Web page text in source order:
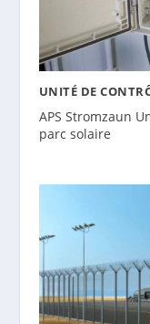
UNITÉ DE
APS Stromzaun
parc solaire